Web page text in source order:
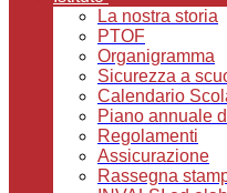
La nostra storia
PTOF
Organigramma
Sicurezza a
Calendario
Piano annuale
Regolamenti
Assicurazione
Rassegna